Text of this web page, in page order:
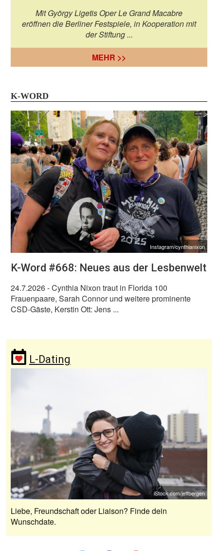
Mit György Ligetis Oper Le Grand Macabre
eröffnen die Berliner Festspiele, in Kooperation mit
der Stiftung ...
MEHR >>
K-WORD
Instagram/cynthianixon
K-Word #668: Neues aus der Lesbenwelt
24.7.2026- Cynthia Nixon traut in Florida 100
Frauenpaare, Sarah Connor und weitere prominente
CSD-Gäste, Kerstin Ott: Jens ...
L-Dating
iStock.com/jeffbergen
Liebe, Freundschaft oder Liaison? Finde dein
Wunschdate.